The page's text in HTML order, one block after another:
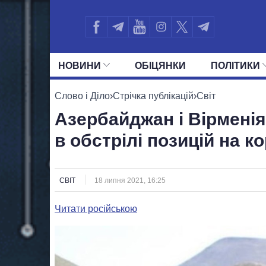
НОВИНИ ОБIЦЯНКИ ПОЛIТИКИ
УСІ ПОЛІТИКИ ПРЕЗИДЕНТ І ОФІС
Слово і Діло›Стрічка публікацій›Світ
Азербайджан і
в обстрілі позицій на
СВІТ 18 липня 2021, 16:25
Читати російською